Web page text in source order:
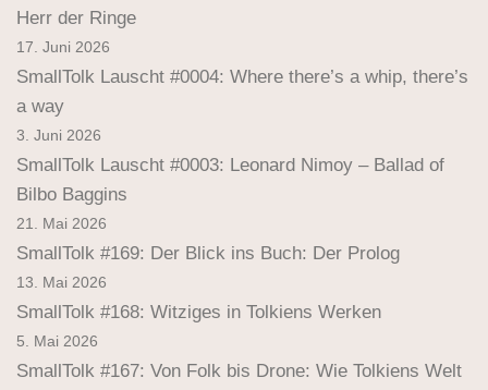
Herr der Ringe
17. Juni 2026
SmallTolk Lauscht #0004: Where there’s a whip, there’s
a way
3. Juni 2026
SmallTolk Lauscht #0003: Leonard Nimoy – Ballad of
Bilbo Baggins
21. Mai 2026
SmallTolk #169: Der Blick ins Buch: Der Prolog
13. Mai 2026
SmallTolk #168: Witziges in Tolkiens Werken
5. Mai 2026
SmallTolk #167: Von Folk bis Drone: Wie Tolkiens Welt